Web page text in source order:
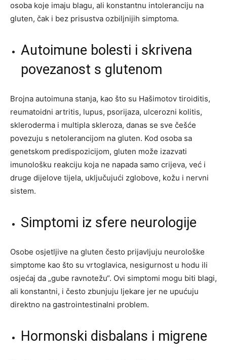
osoba koje imaju blagu, ali konstantnu intoleranciju na
gluten, čak i bez prisustva ozbiljnijih simptoma.
Autoimune bolesti i skrivena
povezanost s glutenom
Brojna autoimuna stanja, kao što su Hašimotov tiroiditis,
reumatoidni artritis, lupus, psorijaza, ulcerozni kolitis,
skleroderma i multipla skleroza, danas se sve češće
povezuju s netolerancijom na gluten. Kod osoba sa
genetskom predispozicijom, gluten može izazvati
imunološku reakciju koja ne napada samo crijeva, već i
druge dijelove tijela, uključujući zglobove, kožu i nervni
sistem.
Simptomi iz sfere neurologije
Osobe osjetljive na gluten često prijavljuju neurološke
simptome kao što su vrtoglavica, nesigurnost u hodu ili
osjećaj da „gube ravnotežu“. Ovi simptomi mogu biti blagi,
ali konstantni, i često zbunjuju ljekare jer ne upućuju
direktno na gastrointestinalni problem.
Hormonski disbalans i migrene